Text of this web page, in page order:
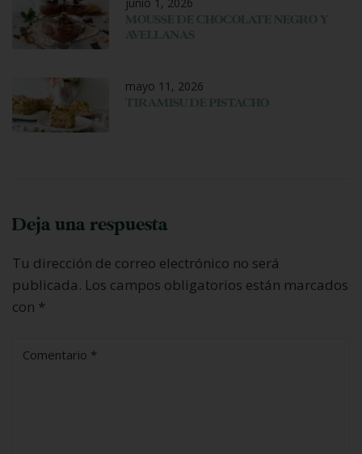
junio 1, 2026
MOUSSE DE CHOCOLATE NEGRO Y
AVELLANAS
mayo 11, 2026
TIRAMISU DE PISTACHO
Deja una respuesta
Tu dirección de correo electrónico no será
publicada. Los campos obligatorios están marcados
con *